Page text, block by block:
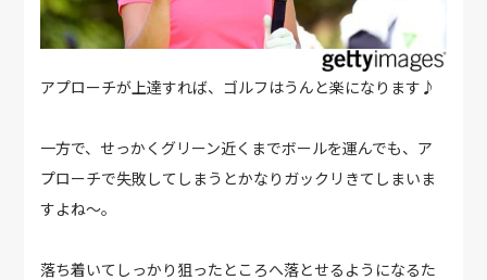
アプローチが上達すれば、ゴルフはうんと楽になります♪
一方で、せっかくグリーン近くまでボールを運んでも、ア
プローチで失敗してしまうとかなりガックリきてしまいま
すよね～。
落ち着いてしっかり狙ったところへ落とせるようになるた